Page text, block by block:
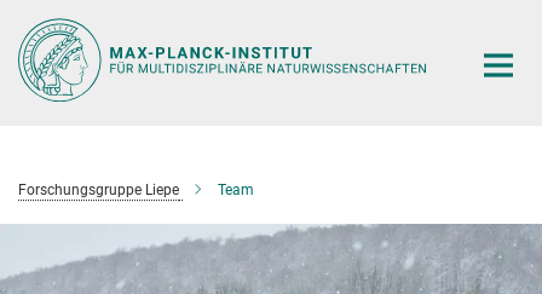
Hauptinhalt
Forschungsgruppe Liepe Team